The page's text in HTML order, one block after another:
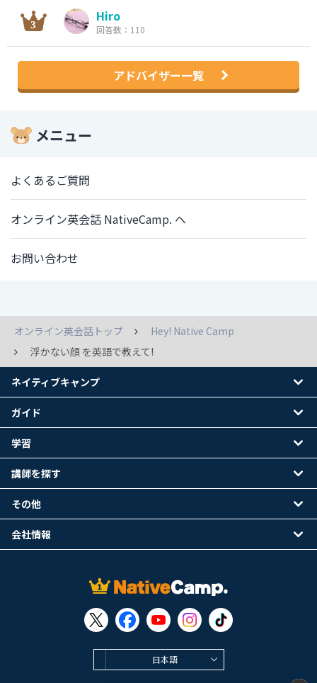
Hiro
回答数：110
アドバイザー一覧
メニュー
よくあるご質問
オンライン英会話 NativeCamp. へ
お問い合わせ
オンライン英会話トップ
Hey! Native Camp
浮かない顔 を英語で教えて!
日本語
ネイティブキャンプ
ガイド
学習
講師を探す
その他
会社情報